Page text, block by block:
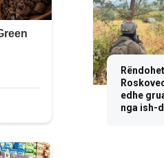
edhe
nga ish-